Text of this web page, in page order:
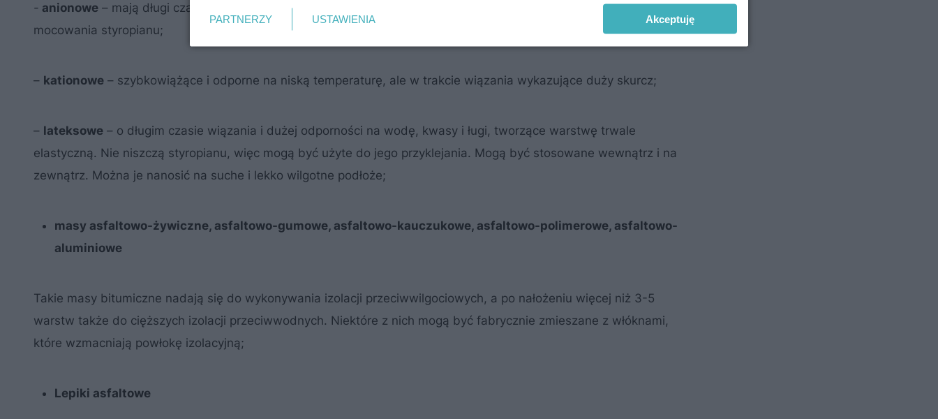
- anionowe – mają długi czas wiązania i można je stosować tylko przy dobrej pogodzie, mogą być używane do
mocowania styropianu;
– kationowe – szybkowiążące i odporne na niską temperaturę, ale w trakcie wiązania wykazujące duży skurcz;
– lateksowe – o długim czasie wiązania i dużej odporności na wodę, kwasy i ługi, tworzące warstwę trwale
elastyczną. Nie niszczą styropianu, więc mogą być użyte do jego przyklejania. Mogą być stosowane wewnątrz i na
zewnątrz. Można je nanosić na suche i lekko wilgotne podłoże;
masy asfaltowo-żywiczne, asfaltowo-gumowe, asfaltowo-kauczukowe, asfaltowo-polimerowe, asfaltowo-
aluminiowe
Takie masy bitumiczne nadają się do wykonywania izolacji przeciwwilgociowych, a po nałożeniu więcej niż 3-5
warstw także do cięższych izolacji przeciwwodnych. Niektóre z nich mogą być fabrycznie zmieszane z włóknami,
które wzmacniają powłokę izolacyjną;
Lepiki asfaltowe
PARTNERZY USTAWIENIA Akceptuję